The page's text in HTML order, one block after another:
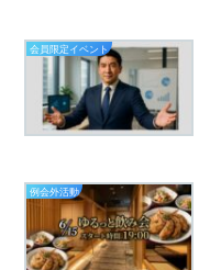
会員限定イベント
例会外活動